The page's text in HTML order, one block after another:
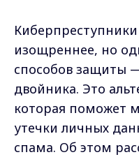
Киберпреступники
изощреннее, но
способов защиты
двойника. Это
которая поможет
утечки личных
спама. Об этом